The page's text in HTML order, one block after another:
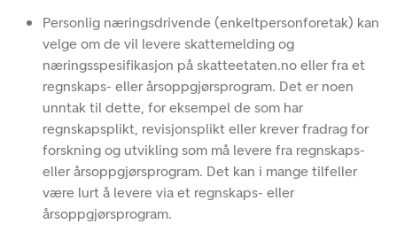
Personlig næringsdrivende (enkeltpersonforetak) kan
velge om de vil levere skattemelding og
næringsspesifikasjon på skatteetaten.no eller fra et
regnskaps- eller årsoppgjørsprogram. Det er noen
unntak til dette, for eksempel de som har
regnskapsplikt, revisjonsplikt eller krever fradrag for
forskning og utvikling som må levere fra regnskaps-
eller årsoppgjørsprogram. Det kan i mange tilfeller
være lurt å levere via et regnskaps- eller
årsoppgjørsprogram.